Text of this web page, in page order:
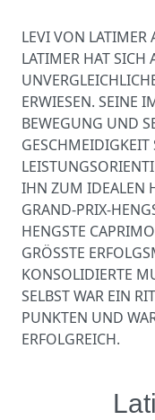
LEVI VON LATIMER
LATIMER HAT SICH
ERWIESEN. SEINE
BEWEGUNG UND
GESCHMEIDIGKEIT
IHN ZUM IDEALEN
GRAND-PRIX-
HENGSTE
GRÖSSTE
KONSOLIDIERTE
SELBST WAR EIN
PUNKTEN UND
ERFOLGREICH.